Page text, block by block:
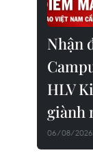
Nhận
HLV
giành
06/08/2026